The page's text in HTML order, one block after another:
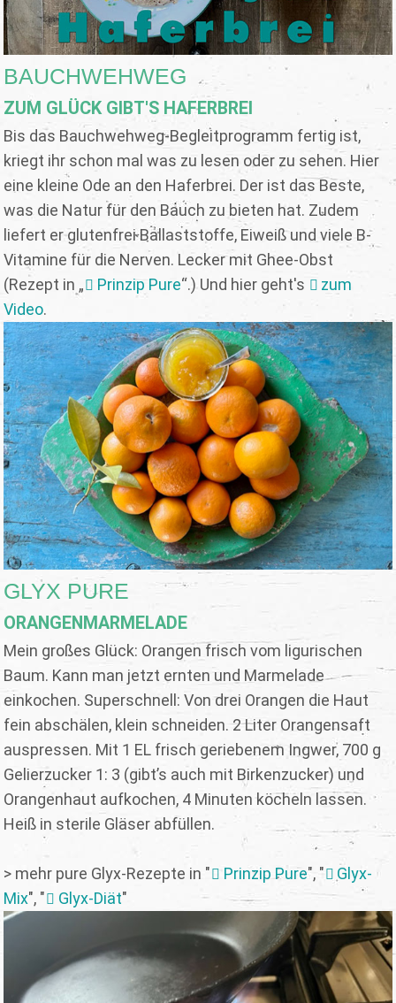
BAUCHWEHWEG
ZUM GLÜCK GIBT'S HAFERBREI
Bis das Bauchwehweg-Begleitprogramm fertig ist,
kriegt ihr schon mal was zu lesen oder zu sehen. Hier
eine kleine Ode an den Haferbrei. Der ist das Beste,
was die Natur für den Bauch zu bieten hat. Zudem
liefert er glutenfrei Ballaststoffe, Eiweiß und viele B-
Vitamine für die Nerven. Lecker mit Ghee-Obst
(Rezept in „
Prinzip Pure“.) Und hier geht's
zum
Video.
GLYX PURE
ORANGENMARMELADE
Mein großes Glück: Orangen frisch vom ligurischen
Baum. Kann man jetzt ernten und Marmelade
einkochen. Superschnell: Von drei Orangen die Haut
fein abschälen, klein schneiden. 2 Liter Orangensaft
auspressen. Mit 1 EL frisch geriebenem Ingwer, 700 g
Gelierzucker 1: 3 (gibt’s auch mit Birkenzucker) und
Orangenhaut aufkochen, 4 Minuten köcheln lassen.
Heiß in sterile Gläser abfüllen.
> mehr pure Glyx-Rezepte in " Prinzip Pure", "
Glyx-
Mix", " Glyx-Diät"